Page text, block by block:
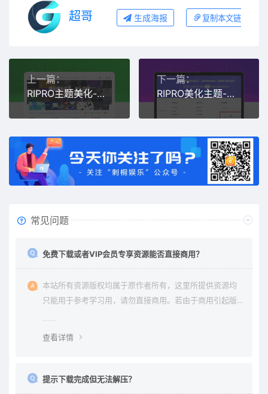
超哥 生成海报 复制本文链接
上一篇：
RIPRO主题美化-首页全屏动态幻灯片美化模块 WordPress主题美化
下一篇：
RIPRO美化主题-页脚显示资源统计会员统计日更周更统计数据
常见问题
免费下载或者VIP会员专享资源能否直接商用？
本站所有资源版权均属于原作者所有，这里所提供资源均
只能用于参考学习用，请勿直接商用。若由于商用引起版
查看详情
提示下载完成但无法解压？